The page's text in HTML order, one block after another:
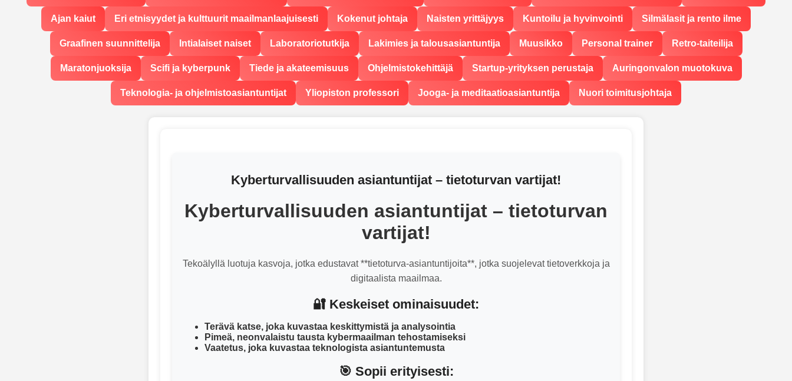
Ajan kaiut Eri etnisyydet ja kulttuurit maailmanlaajuisesti Kokenut johtaja Naisten yrittäjyys Kuntoilu ja hyvinvointi Silmälasit ja rento ilme
Graafinen suunnittelija Intialaiset naiset Laboratoriotutkija Lakimies ja talousasiantuntija Muusikko Personal trainer Retro-taiteilija
Maratonjuoksija Scifi ja kyberpunk Tiede ja akateemisuus Ohjelmistokehittäjä Startup-yrityksen perustaja Auringonvalon muotokuva
Teknologia- ja ohjelmistoasiantuntijat Yliopiston professori Jooga- ja meditaatioasiantuntija Nuori toimitusjohtaja
Kyberturvallisuuden asiantuntijat – tietoturvan vartijat!
Kyberturvallisuuden asiantuntijat – tietoturvan
vartijat!
Tekoälyllä luotuja kasvoja, jotka edustavat **tietoturva-asiantuntijoita**, jotka suojelevat tietoverkkoja ja
digitaalista maailmaa.
🔐 Keskeiset ominaisuudet:
Terävä katse, joka kuvastaa keskittymistä ja analysointia
Pimeä, neonvalaistu tausta kybermaailman tehostamiseksi
Vaatetus, joka kuvastaa teknologista asiantuntemusta
🎯 Sopii erityisesti: